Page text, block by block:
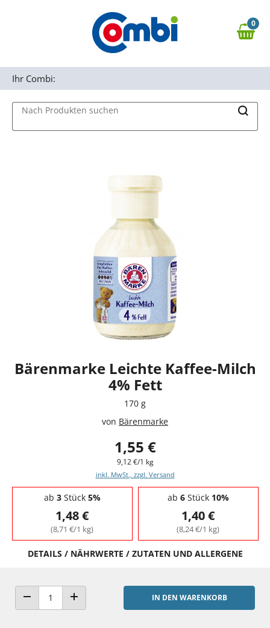
Zur Navigation springen
0,00 €
0
Nach Produkten suchen
Ihr Combi:
Bärenmarke Leichte Kaffee-Milch
4% Fett
170 g
von Bärenmarke
1,55 €
9,12 €/1 kg
inkl. MwSt., zzgl. Versand
Staffelpreise - Mengenrabatt
ab 3Stück 5%
1,48 €
(8,71 €/1 kg)
ab 6Stück 10%
1,40 €
(8,24 €/1 kg)
DETAILS / NÄHRWERTE / ZUTATEN UND ALLERGENE
ANZAHL VERRINGERNANZAHL ERHÖHEN
IN DEN WARENKORB